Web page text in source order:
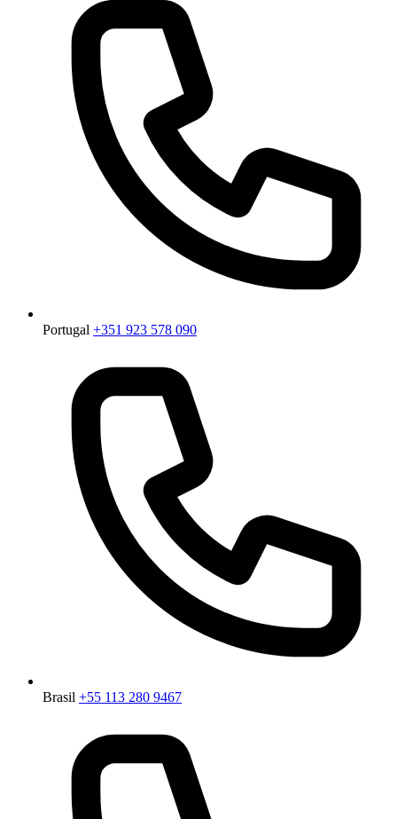
Portugal +351 923 578 090
Brasil +55 113 280 9467